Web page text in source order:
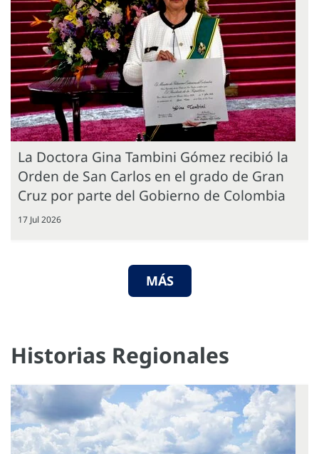
La Doctora Gina Tambini Gómez recibió la
Orden de San Carlos en el grado de Gran
Cruz por parte del Gobierno de Colombia
17 Jul 2026
MÁS
Historias Regionales